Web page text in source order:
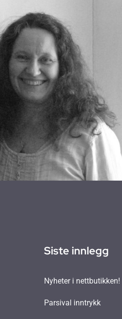
Siste innlegg
Nyheter i nettbutikken!
Parsival inntrykk